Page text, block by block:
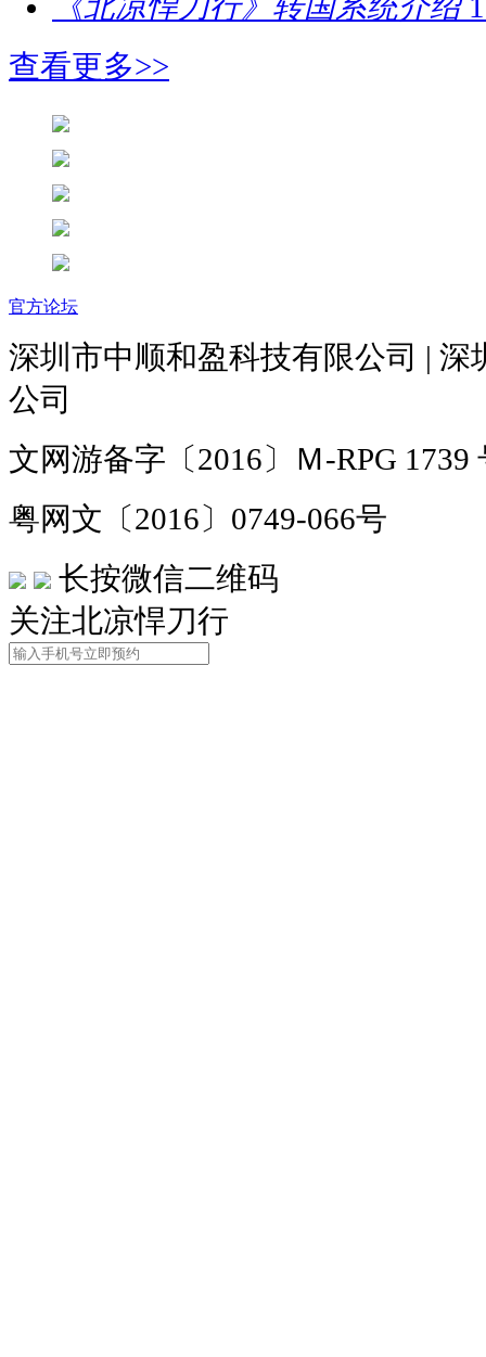
《北凉悍刀行》转国系统介绍
查看更多>>
官方论坛
深圳市中顺和盈科技有限公司 |
公司
文网游备字〔2016〕Ｍ-RPG 1739
粤网文〔2016〕0749-066号
长按微信二维码
关注北凉悍刀行